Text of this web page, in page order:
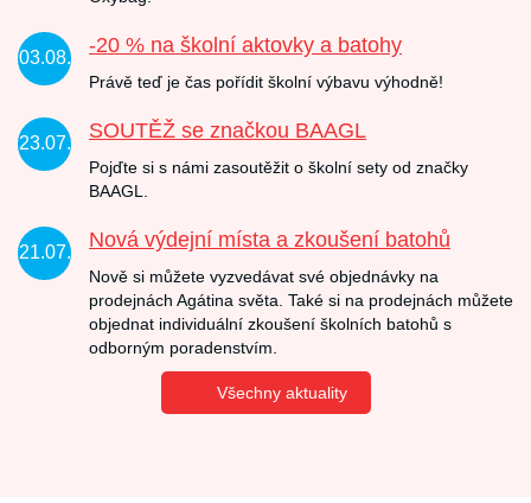
03.08.
-20 % na školní aktovky a batohy
Právě teď je čas pořídit školní výbavu výhodně!
23.07.
SOUTĚŽ se značkou BAAGL
Pojďte si s námi zasoutěžit o školní sety od značky
BAAGL.
21.07.
Nová výdejní místa a zkoušení batohů
Nově si můžete vyzvedávat své objednávky na
prodejnách Agátina světa. Také si na prodejnách můžete
objednat individuální zkoušení školních batohů s
odborným poradenstvím.
Všechny aktuality